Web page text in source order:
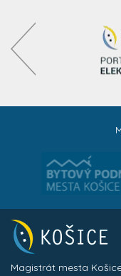
Magistrát mesta